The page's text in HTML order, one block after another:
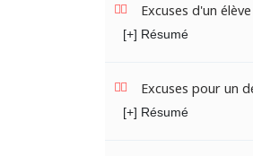
Excuses d'un
[+] Résumé
Excuses pour un
[+] Résumé